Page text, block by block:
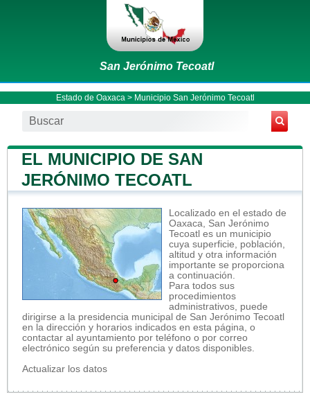
San Jerónimo Tecoatl
Estado de Oaxaca > Municipio San Jerónimo Tecoatl
EL MUNICIPIO DE SAN
JERÓNIMO TECOATL
Localizado en el estado de
Oaxaca, San Jerónimo
Tecoatl es un municipio
cuya superficie, población,
altitud y otra información
importante se proporciona
a continuación.
Para todos sus
procedimientos
administrativos, puede
dirigirse a la presidencia municipal de San Jerónimo Tecoatl
en la dirección y horarios indicados en esta página, o
contactar al ayuntamiento por teléfono o por correo
electrónico según su preferencia y datos disponibles.
Actualizar los datos